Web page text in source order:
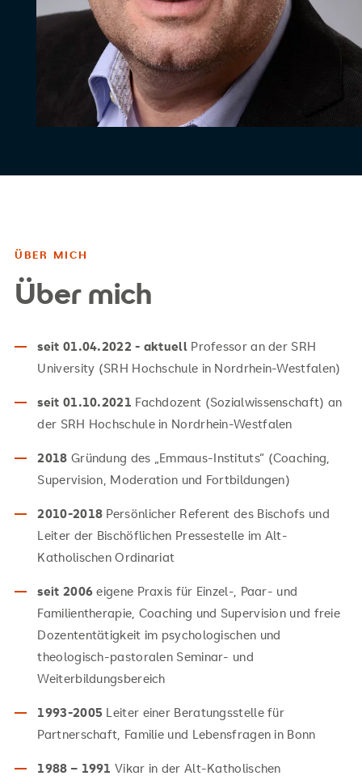
ÜBER MICH
Über mich
seit 01.04.2022 - aktuellProfessor an der SRH
University (SRH Hochschule in Nordrhein-Westfalen)
seit 01.10.2021 Fachdozent (Sozialwissenschaft) an
der SRH Hochschule in Nordrhein-Westfalen
2018 Gründung des „Emmaus-Instituts“ (Coaching,
Supervision, Moderation und Fortbildungen)
2010-2018 Persönlicher Referent des Bischofs und
Leiter der Bischöflichen Pressestelle im Alt-
Katholischen Ordinariat
seit 2006 eigene Praxis für Einzel-, Paar- und
Familientherapie, Coaching und Supervision und freie
Dozententätigkeit im psychologischen und
theologisch-pastoralen Seminar- und
Weiterbildungsbereich
1993-2005 Leiter einer Beratungsstelle für
Partnerschaft, Familie und Lebensfragen in Bonn
1988 – 1991Vikar in der Alt-Katholischen